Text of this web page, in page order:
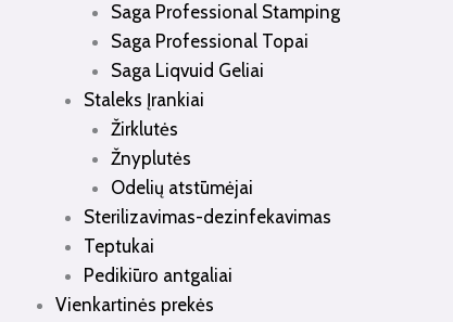
Saga Professional Stamping
Saga Professional Topai
Saga Liqvuid Geliai
Staleks Įrankiai
Žirklutės
Žnyplutės
Odelių atstūmėjai
Sterilizavimas-dezinfekavimas
Teptukai
Pedikiūro antgaliai
Vienkartinės prekės